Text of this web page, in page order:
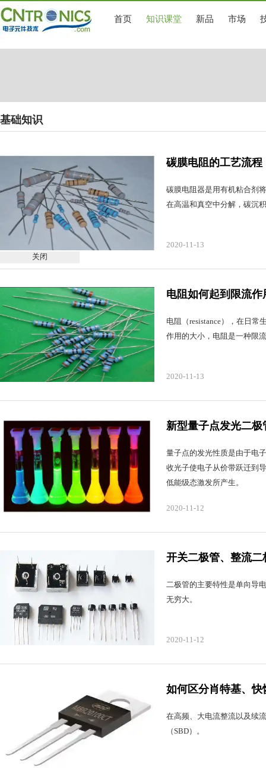
首页 知识课堂 新品 市场
基础知识
碳膜电阻的工艺流程
碳膜电阻器是用有机粘合剂
在高温和真空中分解，碳沉
2020-11-13
电阻如何起到限流作
电阻（resistance），在日
作用的大小，电阻是一种限
2020-11-13
新型量子点发光二
量子点的发光性质是由于电
收光子使电子从价带跃迁到
低能级态激发所产生。
2020-11-12
开关二极管、整流
二极管的主要特性是单向导
无穷大。
2020-11-12
如何区分肖特基、
在高频、大电流整流以及续
（SBD）。
关闭